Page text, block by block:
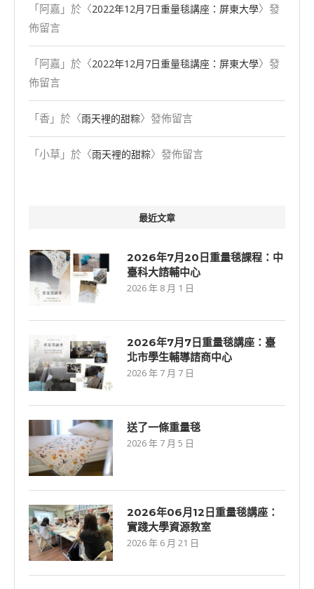
「阿嘉 」於〈2022年12月7日重量毯講座：屏東大學〉發
佈留言
「阿嘉 」於〈2022年12月7日重量毯講座：屏東大學〉發
佈留言
「香 」於〈雨天裡的甜粽〉發佈留言
「小草 」於〈雨天裡的甜粽〉發佈留言
最近文章
2026年7月20日重量毯課程：中
臺科大諮輔中心
2026 年 8 月 1 日
2026年7⽉7⽇重量毯講座：臺
北市學生輔導諮商中心
2026 年 7 月 7 日
送了一條重量毯
2026 年 7 月 5 日
2026年06⽉12⽇重量毯講座：
實踐大學資源教室
2026 年 6 月 21 日